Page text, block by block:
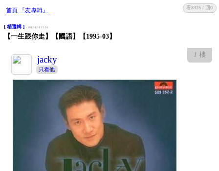
首頁 『友專輯』 收藏 回復
[ 精選輯 ] - 2012-12-1 15:24
【一生跟你走】【國語】【1995-03】
看8325 / 回0
1 樓
jacky
只看他